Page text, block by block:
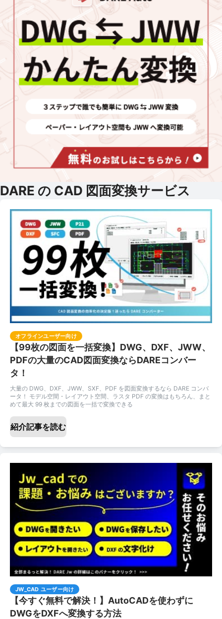
DARE の CAD 図面変換サービス
オフラインユーザー向け
【99枚の図面を一括変換】DWG、DXF、JWW、
PDFの大量のCAD図面変換ならDAREコンバー
タ！
大量の DWG、DXF、JWW、SXF、PDF を図面変換するなら DARE コンバ
ータ！ モデル空間・レイアウト空間、ラスタ PDF の変換はもちろん、まと
めて最大 99 枚までの図面を一括で変換できる
紹介記事を読む
JW_CAD ユーザー向け
【今すぐ無料で解決！】AutoCADを使わずに
DWGをDXFへ変換する方法